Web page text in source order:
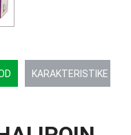
KARAKTERISTIKE